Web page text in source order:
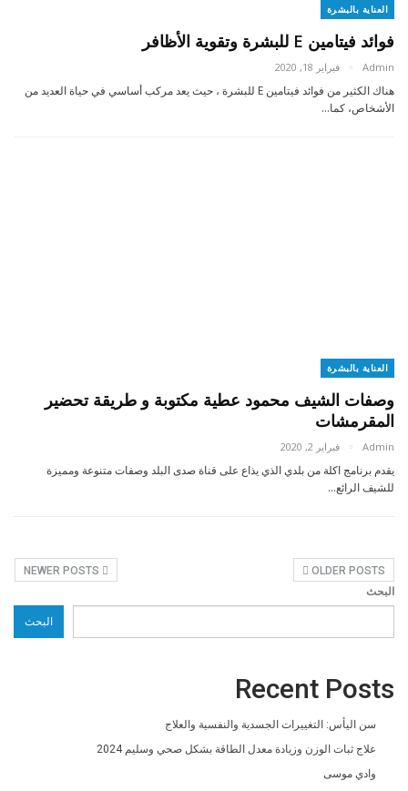
العناية بالبشرة
فوائد فيتامين E للبشرة وتقوية الأظافر
Admin فبراير 18, 2020
هناك الكثير من فوائد فيتامين E للبشرة ، حيث يعد مركب أساسي في حياة العديد من
الأشخاص، كما…
العناية بالبشرة
وصفات الشيف محمود عطية مكتوبة و طريقة تحضير
المقرمشات
Admin فبراير 2, 2020
يقدم برنامج اكلة من بلدي الذي يذاع على قناة صدى البلد وصفات متنوعة ومميزة
للشيف الرائع…
OLDER POSTS
البحث
البحث
Recent Posts
سن اليأس: التغييرات الجسدية والنفسية والعلاج
علاج ثبات الوزن وزيادة معدل الطاقة بشكل صحي وسليم 2024
وادي موسى